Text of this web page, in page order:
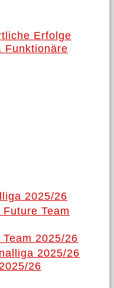
Erfolge
Funktionäre
2025/26
Team
2025/26
2025/26
26